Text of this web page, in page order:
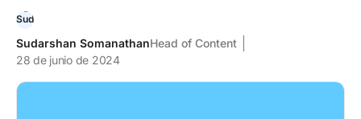
Sudarshan SomanathanHead of Content
28 de junio de 2024